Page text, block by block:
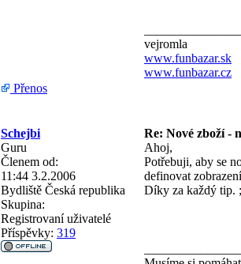
vejromla
www.funbazar.sk
www.funbazar.cz
Přenos
Schejbi Re: Nové zboží -
Guru
Členem od:
11:44 3.2.2006
Bydliště Česká republika
Skupina:
Registrovaní uživatelé
Příspěvky: 319
Ahoj,
Potřebuji, aby se
definovat
Díky za každý tip.